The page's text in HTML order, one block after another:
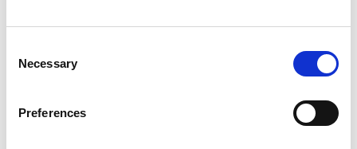
Selection
Necessary
Preferences
od ręki. Mag. Centralny — stan magazynu centralnego